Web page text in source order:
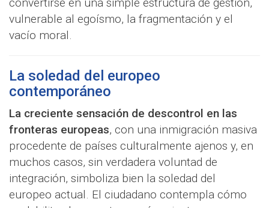
vulnerable al egoísmo, la fragmentación y el
vacío moral.
La soledad del europeo
contemporáneo
La creciente sensación de descontrol en las
fronteras europeas, con una inmigración masiva
procedente de países culturalmente ajenos y, en
muchos casos, sin verdadera voluntad de
integración, simboliza bien la soledad del
europeo actual. El ciudadano contempla cómo